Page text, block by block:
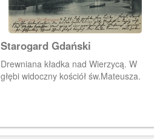
Starogard Gdański
Drewniana kładka nad Wierzycą. W
głębi widoczny kościół św.Mateusza.